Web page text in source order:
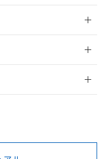
録
に、以下を必ずお読
エステル類４
ことから備考
た。
切替を完了
ておりま